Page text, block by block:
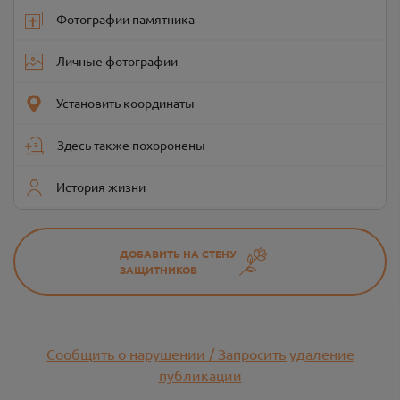
Фотографии памятника
Личные фотографии
Установить координаты
Здесь также похоронены
История жизни
ДОБАВИТЬ НА СТЕНУ
ЗАЩИТНИКОВ
Сообщить о нарушении / Запросить удаление
публикации